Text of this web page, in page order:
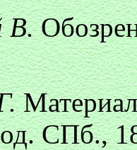
В.
СПб.,